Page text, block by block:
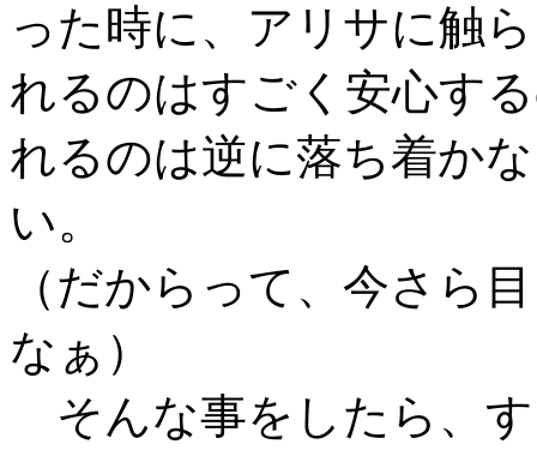
った時に、アリサに触ら
れるのはすごく安心す
れるのは逆に落ち着かな
い。
（だからって、今さら
なぁ）
そんな事をしたら、